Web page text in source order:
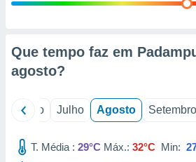
através
estudos
Que tempo faz em
agosto?
Junho Julho Agosto Setembro
T. Média : 29°C Máx.: 32°C Min: